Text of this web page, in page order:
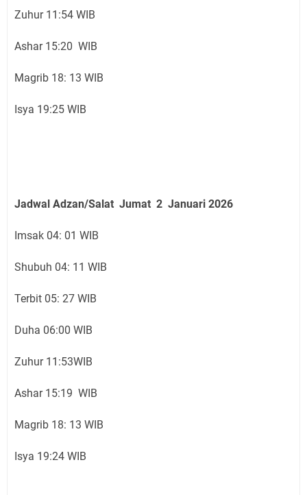
Zuhur 11:54 WIB
Ashar 15:20 WIB
Magrib 18: 13 WIB
Isya 19:25 WIB
Jadwal Adzan/Salat Jumat 2 Januari 2026
Imsak 04: 01 WIB
Shubuh 04: 11 WIB
Terbit 05: 27 WIB
Duha 06:00 WIB
Zuhur 11:53WIB
Ashar 15:19 WIB
Magrib 18: 13 WIB
Isya 19:24 WIB